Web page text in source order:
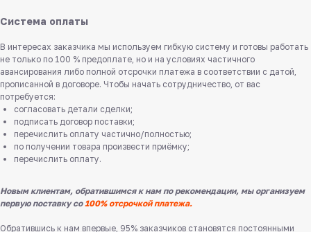
Система оплаты
В интересах заказчика мы используем гибкую систему и готовы работать
не только по 100 % предоплате, но и на условиях частичного
авансирования либо полной отсрочки платежа в соответствии с датой,
прописанной в договоре. Чтобы начать сотрудничество, от вас
потребуется:
согласовать детали сделки;
подписать договор поставки;
перечислить оплату частично/полностью;
по получении товара произвести приёмку;
перечислить оплату.
Новым клиентам, обратившимся к нам по рекомендации, мы организуем
первую поставку со100% отсрочкой платежа.
Обратившись к нам впервые, 95% заказчиков становятся постоянными